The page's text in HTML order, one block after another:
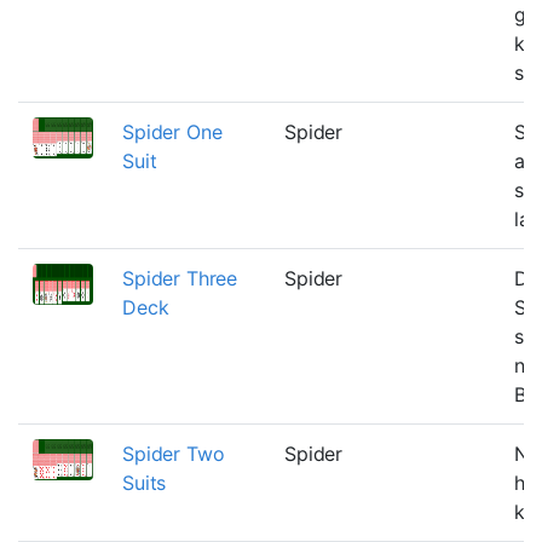
Spider One
Suit
Spider
Spider Three
Deck
Spider
Spider Two
Suits
Spider